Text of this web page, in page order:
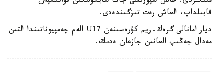
قابىلداپ، العاش رەت تىزگىندەدى.
ديار امانالى گرەك-ريم كۇرەسىنەن U17 الەم چەمپيوناتىندا التىن
مەدال جەڭىپ العانىن جازعان ەدىك.